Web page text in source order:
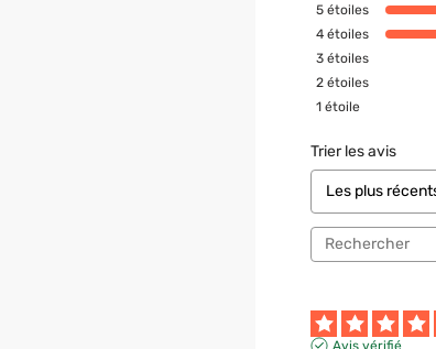
5 étoiles
4 étoiles
3 étoiles
2 étoiles
1 étoile
Trier les avis
Avis vérifié